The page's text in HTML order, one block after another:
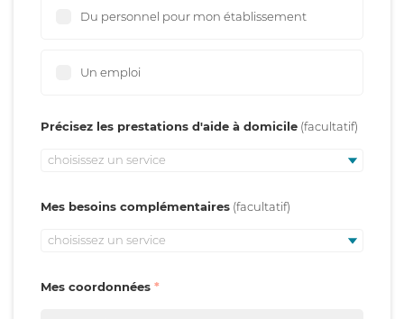
Du personnel pour mon établissement
Un emploi
Précisez les prestations d'aide à domicile
choisissez un service
Mes besoins complémentaires
choisissez un service
Mes coordonnées